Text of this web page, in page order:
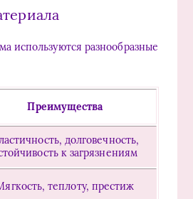
используются разнообразные
Преимущества
долговечность,
к загрязнениям
теплоту, престиж